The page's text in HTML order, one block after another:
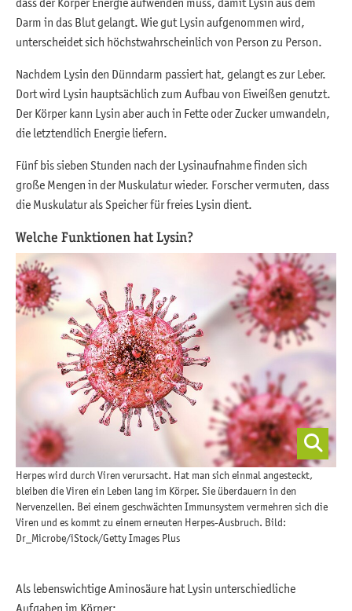
Darm in das Blut gelangt. Wie gut Lysin aufgenommen wird,
unterscheidet sich höchstwahrscheinlich von Person zu Person.
Nachdem Lysin den Dünndarm passiert hat, gelangt es zur Leber.
Dort wird Lysin hauptsächlich zum Aufbau von Eiweißen genutzt.
Der Körper kann Lysin aber auch in Fette oder Zucker umwandeln,
die letztendlich Energie liefern.
Fünf bis sieben Stunden nach der Lysinaufnahme finden sich
große Mengen in der Muskulatur wieder. Forscher vermuten, dass
die Muskulatur als Speicher für freies Lysin dient.
Welche Funktionen hat Lysin?
Herpes wird durch Viren verursacht. Hat man sich einmal angesteckt,
bleiben die Viren ein Leben lang im Körper. Sie überdauern in den
Nervenzellen. Bei einem geschwächten Immunsystem vermehren sich die
Viren und es kommt zu einem erneuten Herpes-Ausbruch. Bild:
Dr_Microbe/iStock/Getty Images Plus
Als lebenswichtige Aminosäure hat Lysin unterschiedliche
Aufgaben im Körper: